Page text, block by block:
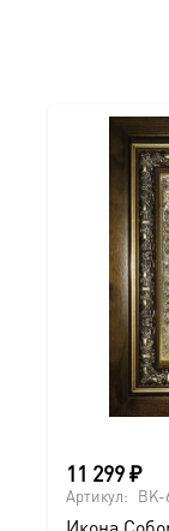
Эта икона
● На день
● На
● На день
● На
● На
Доставка и
11 299₽
Артикул: BK-